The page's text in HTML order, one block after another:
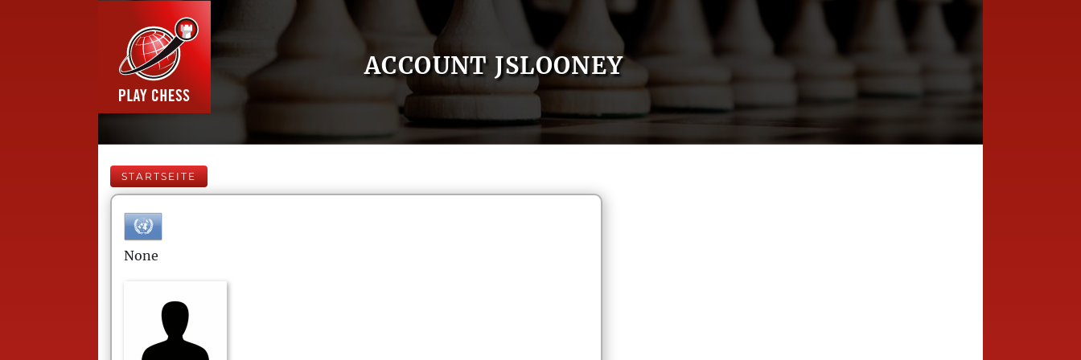
ACCOUNT JSLOONEY
STARTSEITE
None